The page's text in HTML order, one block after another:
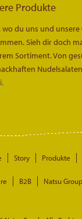
Produkte
wo du uns und
Sieh dir doch
Sortiment. Von
Story Produkte
B2B Natsu Group